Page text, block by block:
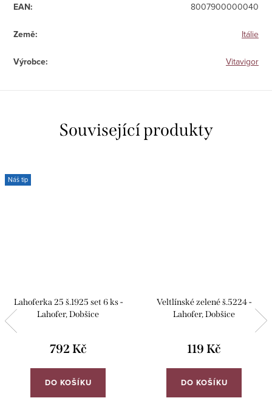
EAN: 8007900000040
Země: Itálie
Výrobce: Vitavigor
Související produkty
Náš tip
Lahoferka 25 š.1925 set 6 ks -
Lahofer, Dobšice
792 Kč
DO KOŠÍKU
Veltlínské zelené š.5224 -
Lahofer, Dobšice
119 Kč
DO KOŠÍKU